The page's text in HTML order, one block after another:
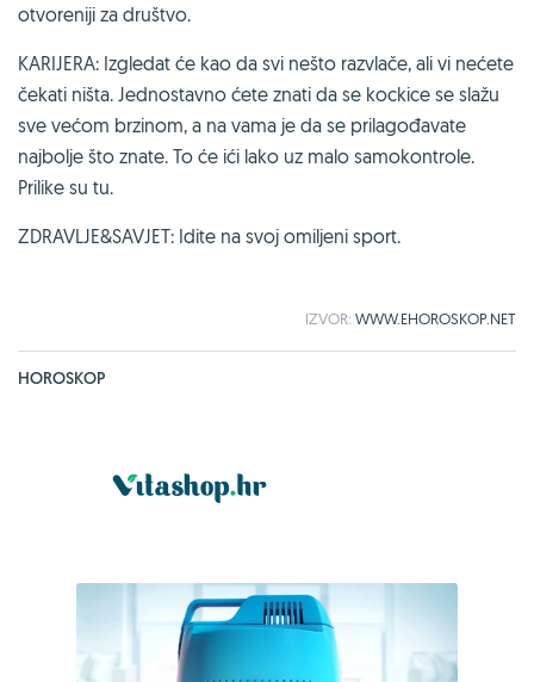
otvoreniji za društvo.
KARIJERA: Izgledat će kao da svi nešto razvlače, ali vi nećete
čekati ništa. Jednostavno ćete znati da se kockice se slažu
sve većom brzinom, a na vama je da se prilagođavate
najbolje što znate. To će ići lako uz malo samokontrole.
Prilike su tu.
ZDRAVLJE&SAVJET: Idite na svoj omiljeni sport.
IZVOR: WWW.EHOROSKOP.NET
HOROSKOP